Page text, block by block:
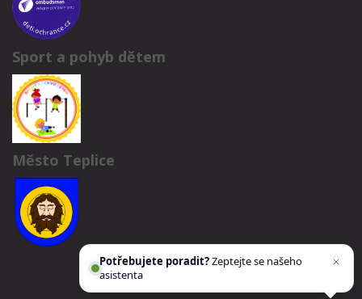
Sport a pohyb dětem
Město Teplice
Potřebujete poradit?Zeptejte se našeho
asistenta